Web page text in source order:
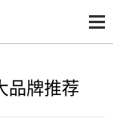
品牌推荐